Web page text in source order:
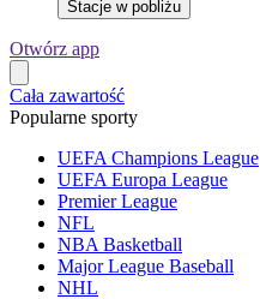
Stacje w pobliżu
Otwórz app
Cała zawartość
Popularne sporty
UEFA Champions League
UEFA Europa League
Premier League
NFL
NBA Basketball
Major League Baseball
NHL